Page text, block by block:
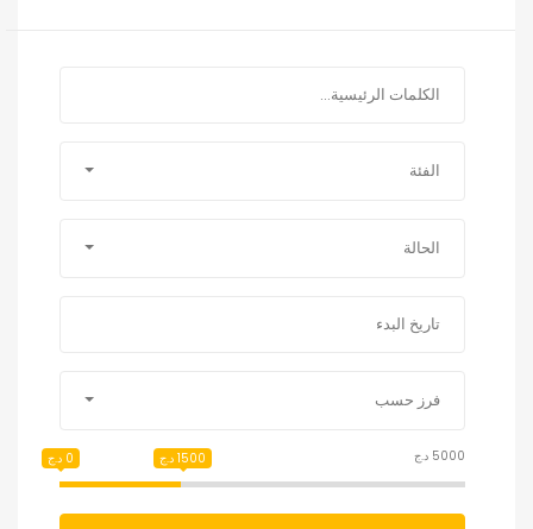
الفئة
الحالة
فرز حسب
5000 د.ج 0 د.ج 1500 د.ج